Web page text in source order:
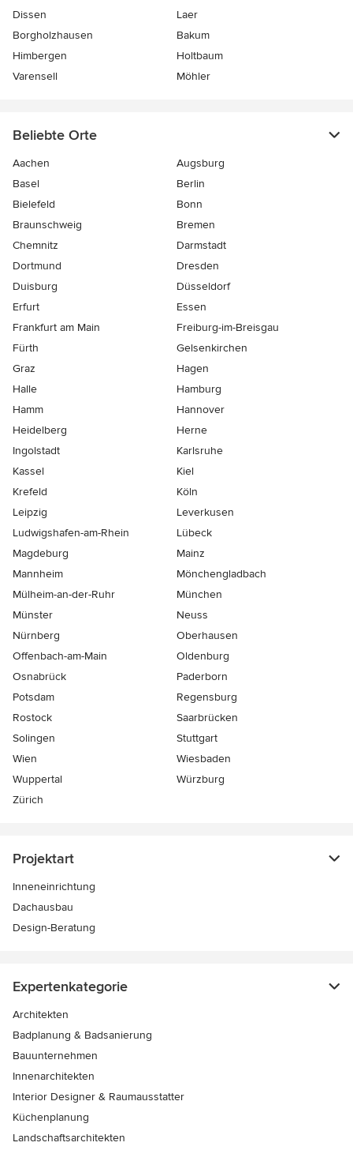
Dissen
Laer
Borgholzhausen
Bakum
Himbergen
Holtbaum
Varensell
Möhler
Beliebte Orte
Aachen
Augsburg
Basel
Berlin
Bielefeld
Bonn
Braunschweig
Bremen
Chemnitz
Darmstadt
Dortmund
Dresden
Duisburg
Düsseldorf
Erfurt
Essen
Frankfurt am Main
Freiburg-im-Breisgau
Fürth
Gelsenkirchen
Graz
Hagen
Halle
Hamburg
Hamm
Hannover
Heidelberg
Herne
Ingolstadt
Karlsruhe
Kassel
Kiel
Krefeld
Köln
Leipzig
Leverkusen
Ludwigshafen-am-Rhein
Lübeck
Magdeburg
Mainz
Mannheim
Mönchen­gladbach
Mülheim-an-der-Ruhr
München
Münster
Neuss
Nürnberg
Oberhausen
Offenbach-am-Main
Oldenburg
Osnabrück
Paderborn
Potsdam
Regensburg
Rostock
Saarbrücken
Solingen
Stuttgart
Wien
Wiesbaden
Wuppertal
Würzburg
Zürich
Projektart
Inneneinrichtung
Dachausbau
Design-Beratung
Expertenkategorie
Architekten
Badplanung & Badsanierung
Bauunternehmen
Innenarchitekten
Interior Designer & Raumausstatter
Küchenplanung
Landschaftsarchitekten